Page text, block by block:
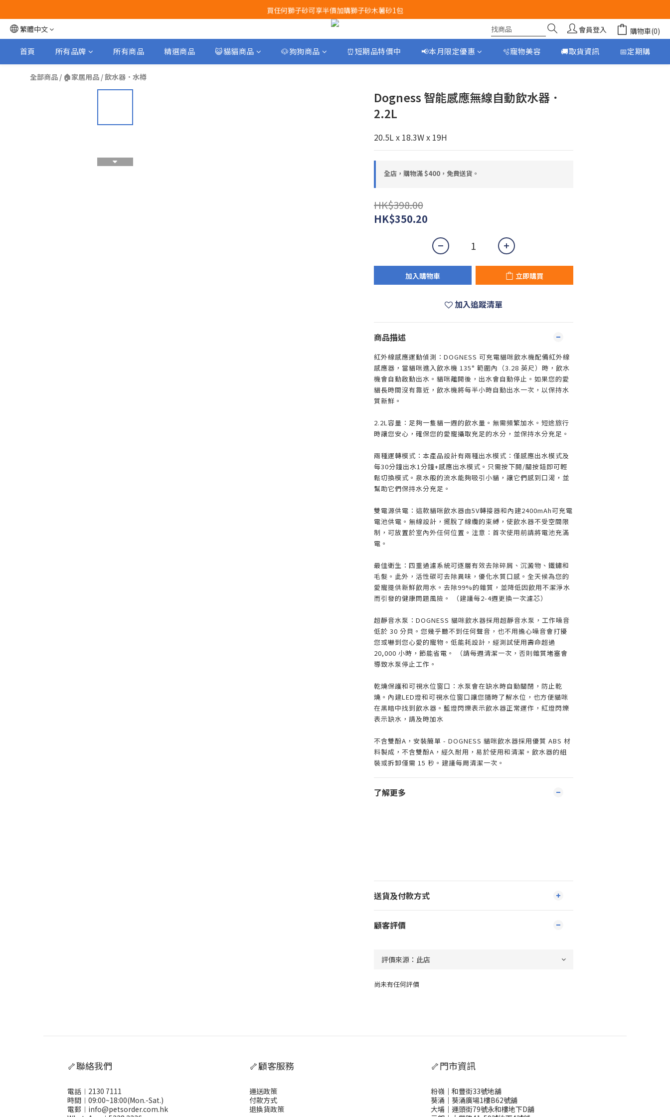
Airbuggy 全線現貨8折！立即點擊火速搶購
買任何獅子砂可享半價加購獅子砂木薯砂1包
Airbuggy 全線現貨8折！立即點擊火速搶購
繁體中文 會員登入 購物車(0)
首頁 所有品牌 所有商品 精選商品 😺貓貓商品 🐶狗狗商品 ⏰短期品特價中 📢本月限定優惠 🫧寵物美容 🚚取貨資訊 📅定期購
全部商品 / 🏠家居用品 /飲水器．水樽
Dogness 智能感應無線自動飲水器．
2.2L
20.5L x 18.3W x 19H
全店，購物滿 $400，免費送貨。
HK$398.00
HK$350.20
加入購物車 立即購買
加入追蹤清單
商品描述
紅外線感應運動偵測：DOGNESS 可充電貓咪飲水機配備紅外線
感應器，當貓咪進入飲水機 135° 範圍內（3.28 英尺）時，飲水
機會自動啟動出水。貓咪離開後，出水會自動停止。如果您的愛
貓長時間沒有靠近，飲水機將每半小時自動出水一次，以保持水
質新鮮。
2.2L容量：足夠一隻貓一週的飲水量。無需頻繁加水。短途旅行
時讓您安心，確保您的愛寵攝取充足的水分，並保持水分充足。
兩種運轉模式：本產品設計有兩種出水模式：僅感應出水模式及
每30分鐘出水1分鐘+感應出水模式。只需按下開/關按鈕即可輕
鬆切換模式。泉水般的流水能夠吸引小貓，讓它們感到口渴，並
幫助它們保持水分充足。
雙電源供電：這款貓咪飲水器由5V轉接器和內建2400mAh可充電
電池供電。無線設計，擺脫了線纜的束縛，使飲水器不受空間限
制，可放置於室內外任何位置。注意：首次使用前請將電池充滿
電。
最佳衛生：四重過濾系統可逐層有效去除碎屑、沉澱物、鐵鏽和
毛髮。此外，活性碳可去除異味，優化水質口感。全天候為您的
愛寵提供新鮮飲用水。去除99%的雜質，並降低因飲用不潔淨水
而引發的健康問題風險。 （建議每2-4週更換一次濾芯）
超靜音水泵：DOGNESS 貓咪飲水器採用超靜音水泵，工作噪音
低於 30 分貝。您幾乎聽不到任何聲音，也不用擔心噪音會打擾
您或嚇到您心愛的寵物。低能耗設計，經測試使用壽命超過
20,000 小時，節能省電。 （請每週清潔一次，否則雜質堵塞會
導致水泵停止工作。
乾燒保護和可視水位窗口：水泵會在缺水時自動關閉，防止乾
燒。內建LED燈和可視水位窗口讓您隨時了解水位，也方便貓咪
在黑暗中找到飲水器。藍燈閃爍表示飲水器正常運作，紅燈閃爍
表示缺水，請及時加水
不含雙酚A，安裝簡單 - DOGNESS 貓咪飲水器採用優質 ABS 材
料製成，不含雙酚A，經久耐用，易於使用和清潔。飲水器的組
裝或拆卸僅需 15 秒。建議每周清潔一次。
了解更多
送貨及付款方式
顧客評價
尚未有任何評價
🦴聯絡我們
電話︱2130 7111
時間︱09:00~18:00(Mon.-Sat.)
電郵︱info@petsorder.com.hk
🦴顧客服務
運送政策
付款方式
退換貨政策
🦴門市資訊
粉嶺｜和豐街33號地舖
葵涌｜葵涌廣場1樓B62號舖
大埔｜運頭街79號永和樓地下D舖